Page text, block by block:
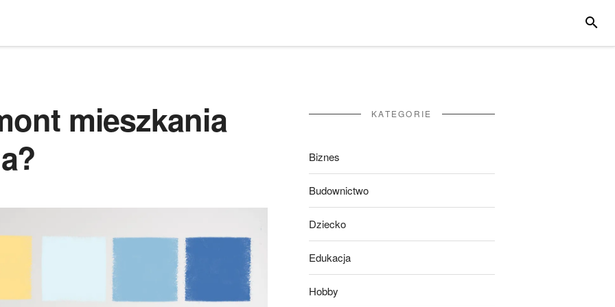
mieszkania
KATEGORIE
Biznes
Budownictwo
Dziecko
Edukacja
Hobby